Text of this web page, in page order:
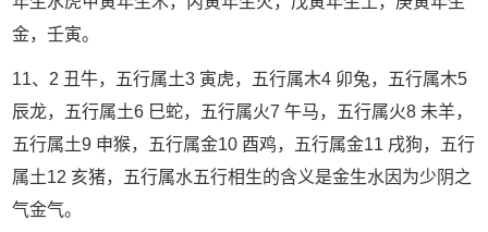
金，壬寅。
11、2 丑牛，五行属土3 寅虎，五行属木4 卯兔，五行属木5
辰龙，五行属土6 巳蛇，五行属火7 午马，五行属火8 未羊，
五行属土9 申猴，五行属金10 酉鸡，五行属金11 戌狗，五行
属土12 亥猪，五行属水五行相生的含义是金生水因为少阴之
气金气。